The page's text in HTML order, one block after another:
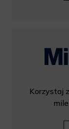
Korzystaj